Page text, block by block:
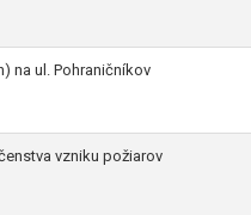
na ul. Pohraničníkov
vzniku požiarov